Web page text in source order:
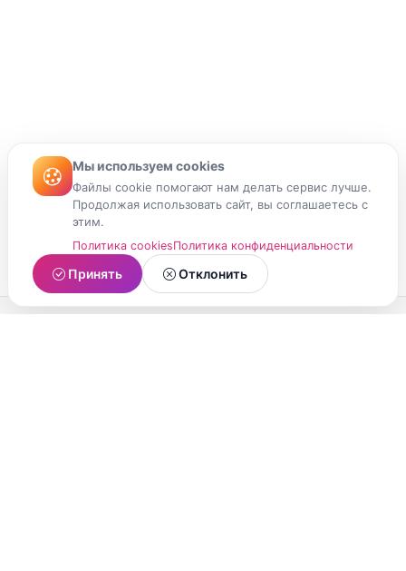
Мы используем cookies
Файлы cookie помогают нам делать сервис лучше.
Продолжая использовать сайт, вы соглашаетесь с
этим.
Политика cookiesПолитика конфиденциальности
Принять Отклонить